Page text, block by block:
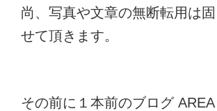
尚、写真や文章の無断転用は
せて頂きます。
その前に１本前のブログ